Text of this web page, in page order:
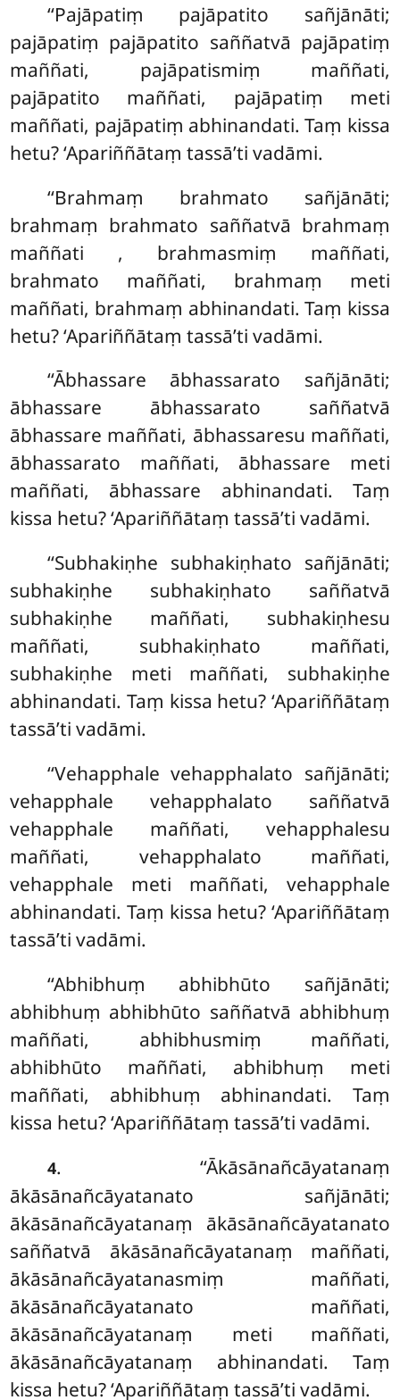
‘‘Pajāpatiṃ pajāpatito sañjānāti;
pajāpatiṃ pajāpatito saññatvā pajāpatiṃ
maññati, pajāpatismiṃ maññati,
pajāpatito maññati, pajāpatiṃ meti
maññati, pajāpatiṃ abhinandati. Taṃ kissa
hetu? ‘Apariññātaṃ tassā’ti vadāmi.
‘‘Brahmaṃ brahmato sañjānāti;
brahmaṃ brahmato saññatvā brahmaṃ
maññati , brahmasmiṃ maññati,
brahmato maññati, brahmaṃ meti
maññati, brahmaṃ abhinandati. Taṃ kissa
hetu? ‘Apariññātaṃ tassā’ti vadāmi.
‘‘Ābhassare ābhassarato sañjānāti;
ābhassare ābhassarato saññatvā
ābhassare maññati, ābhassaresu maññati,
ābhassarato maññati, ābhassare meti
maññati, ābhassare abhinandati. Taṃ
kissa hetu? ‘Apariññātaṃ tassā’ti vadāmi.
‘‘Subhakiṇhe subhakiṇhato sañjānāti;
subhakiṇhe subhakiṇhato saññatvā
subhakiṇhe maññati, subhakiṇhesu
maññati, subhakiṇhato maññati,
subhakiṇhe meti maññati, subhakiṇhe
abhinandati. Taṃ kissa hetu? ‘Apariññātaṃ
tassā’ti vadāmi.
‘‘Vehapphalevehapphalato sañjānāti;
vehapphale vehapphalato saññatvā
vehapphale maññati, vehapphalesu
maññati, vehapphalato maññati,
vehapphale meti maññati, vehapphale
abhinandati. Taṃ kissa hetu? ‘Apariññātaṃ
tassā’ti vadāmi.
‘‘Abhibhuṃ abhibhūto sañjānāti;
abhibhuṃ abhibhūto saññatvā abhibhuṃ
maññati, abhibhusmiṃ maññati,
abhibhūto maññati, abhibhuṃ meti
maññati, abhibhuṃ abhinandati. Taṃ
kissa hetu? ‘Apariññātaṃ tassā’ti vadāmi.
4. ‘‘Ākāsānañcāyatanaṃ
ākāsānañcāyatanato sañjānāti;
ākāsānañcāyatanaṃ ākāsānañcāyatanato
saññatvā ākāsānañcāyatanaṃ maññati,
ākāsānañcāyatanasmiṃ maññati,
ākāsānañcāyatanato maññati,
ākāsānañcāyatanaṃ meti maññati,
ākāsānañcāyatanaṃ abhinandati. Taṃ
kissa hetu? ‘Apariññātaṃ tassā’ti vadāmi.